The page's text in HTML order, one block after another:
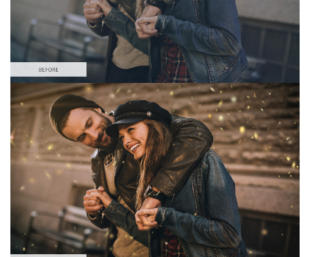
โปรดเลือก
Free PNG Overlay #7
Small 800*533px
Shining Fireflies
(46 Overlays)